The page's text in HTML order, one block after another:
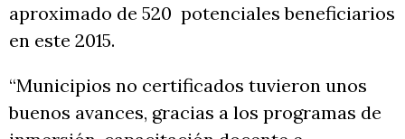
aproximado de 520 potenciales beneficiarios
en este 2015.
“Municipios no certificados tuvieron unos
buenos avances, gracias a los programas de